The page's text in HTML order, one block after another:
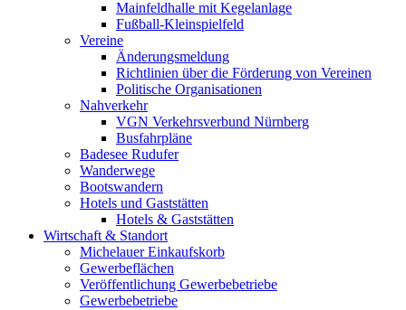
Mainfeldhalle mit Kegelanlage
Fußball-Kleinspielfeld
Vereine
Änderungsmeldung
Richtlinien über die Förderung von Vereinen
Politische Organisationen
Nahverkehr
VGN Verkehrsverbund Nürnberg
Busfahrpläne
Badesee Rudufer
Wanderwege
Bootswandern
Hotels und Gaststätten
Hotels & Gaststätten
Wirtschaft & Standort
Michelauer Einkaufskorb
Gewerbeflächen
Veröffentlichung Gewerbebetriebe
Gewerbebetriebe